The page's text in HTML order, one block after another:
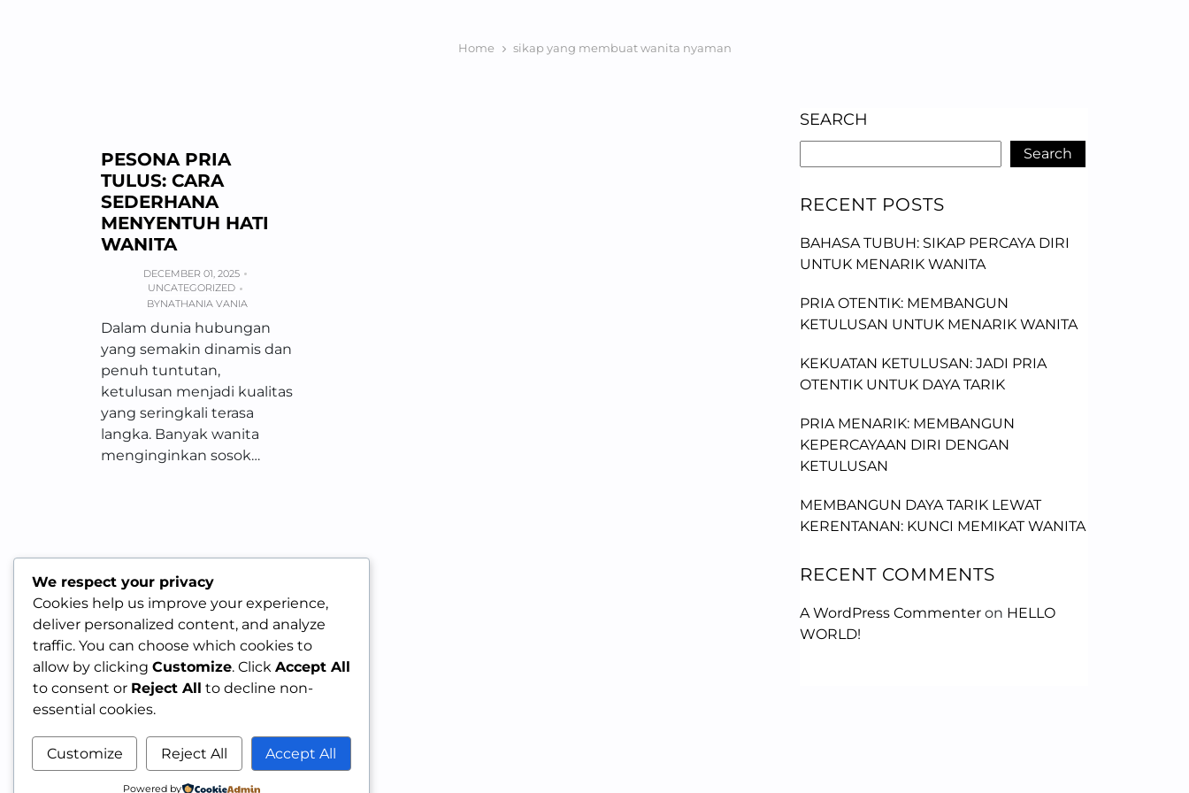
Home sikap yang membuat wanita nyaman
PESONA PRIA
TULUS: CARA
SEDERHANA
MENYENTUH HATI
WANITA
DECEMBER 01, 2025
UNCATEGORIZED
BYNATHANIA VANIA
Dalam dunia hubungan
yang semakin dinamis dan
penuh tuntutan,
ketulusan menjadi kualitas
yang seringkali terasa
langka. Banyak wanita
menginginkan sosok…
SEARCH
Search
RECENT POSTS
BAHASA TUBUH: SIKAP PERCAYA DIRI
UNTUK MENARIK WANITA
PRIA OTENTIK: MEMBANGUN
KETULUSAN UNTUK MENARIK WANITA
KEKUATAN KETULUSAN: JADI PRIA
OTENTIK UNTUK DAYA TARIK
PRIA MENARIK: MEMBANGUN
KEPERCAYAAN DIRI DENGAN
KETULUSAN
MEMBANGUN DAYA TARIK LEWAT
KERENTANAN: KUNCI MEMIKAT WANITA
RECENT COMMENTS
A WordPress Commenter on HELLO
WORLD!
We respect your privacy
Cookies help us improve your experience,
deliver personalized content, and analyze
traffic. You can choose which cookies to
allow by clicking Customize. Click Accept All
to consent or Reject All to decline non-
essential cookies.
Customize Reject All Accept All
Powered by